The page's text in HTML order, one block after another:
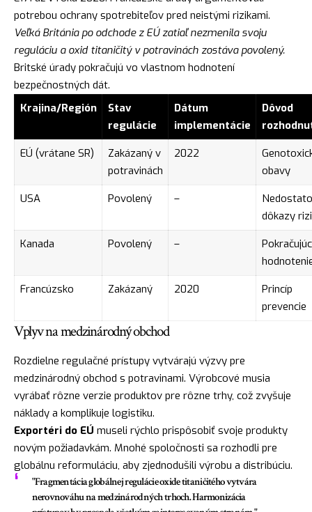
potrebou ochrany spotrebiteľov pred neistými rizikami.
Veľká Británia po odchode z EÚ zatiaľ nezmenila svoju
reguláciu a oxid titaničitý v potravinách zostáva povolený.
Britské úrady pokračujú vo vlastnom hodnotení
bezpečnostných dát.
Krajina/Región
Stav
regulácie
Dátum
implementácie
Dôvod
EÚ (vrátane SR)
Zakázaný v
potravinách
2022
obavy
USA
Povolený –
dôkazy
Kanada
Povolený –
Francúzsko
Zakázaný 2020
Princíp
prevencie
Vplyv na medzinárodný obchod
Rozdielne regulačné prístupy vytvárajú výzvy pre
medzinárodný obchod s potravinami. Výrobcové musia
vyrábať rôzne verzie produktov pre rôzne trhy, což zvyšuje
náklady a komplikuje logistiku.
Exportéri do EÚ museli rýchlo prispôsobiť svoje produkty
novým požiadavkám. Mnohé spoločnosti sa rozhodli pre
globálnu reformuláciu, aby zjednodušili výrobu a distribúciu.
"Fragmentácia globálnej regulácie oxide titaničitého vytvára
nerovnováhu na medzinárodných trhoch. Harmonizácia